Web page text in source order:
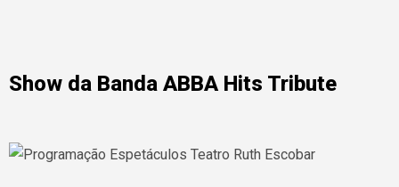
Show da Banda ABBA Hits Tribute